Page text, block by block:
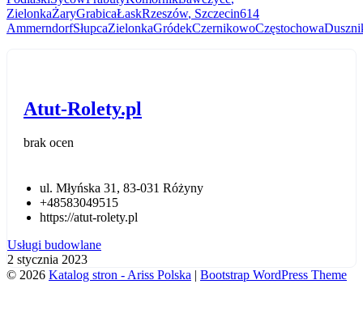
ZielonkaŻaryGrabicaŁaskRzeszów​, Szczecin614
AmmerndorfSłupcaZielonkaGródekCzernikowoCzęstochowa
Atut-Rolety.pl
brak ocen
ul. Młyńska 31, 83-031 Różyny
+48583049515
https://atut-rolety.pl
Usługi budowlane
2 stycznia 2023
© 2026 Katalog stron - Ariss Polska | Bootstrap WordPress Theme